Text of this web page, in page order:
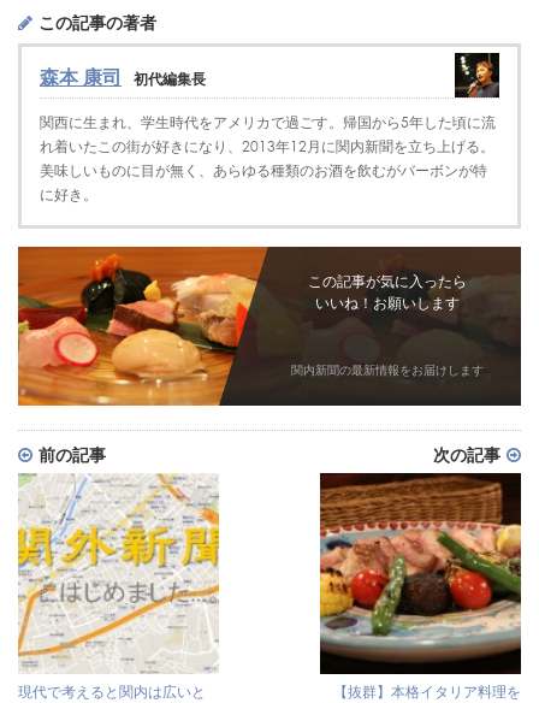
この記事の著者
森本 康司 初代編集長
関西に生まれ、学生時代をアメリカで過ごす。帰国から5年した頃に流
れ着いたこの街が好きになり、2013年12月に関内新聞を立ち上げる。
美味しいものに目が無く、あらゆる種類のお酒を飲むがバーボンが特
に好き。
この記事が気に入ったら
いいね！お願いします
関内新聞の最新情報をお届けします
前の記事
現代で考えると関内は広いと
次の記事
【抜群】本格イタリア料理を